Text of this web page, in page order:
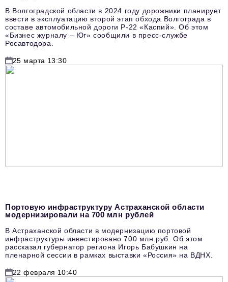
В Волгоградской области в 2024 году дорожники планирует
ввести в эксплуатацию второй этап обхода Волгограда в
составе автомобильной дороги Р-22 «Каспий». Об этом
«Бизнес журналу – Юг» сообщили в пресс-службе
Росавтодора.
25 марта 13:30
Портовую инфраструктуру Астраханской области
модернизировали на 700 млн рублей
В Астраханской области в модернизацию портовой
инфраструктуры инвестировано 700 млн руб. Об этом
рассказал губернатор региона Игорь Бабушкин на
пленарной сессии в рамках выставки «Россия» на ВДНХ.
22 февраля 10:40